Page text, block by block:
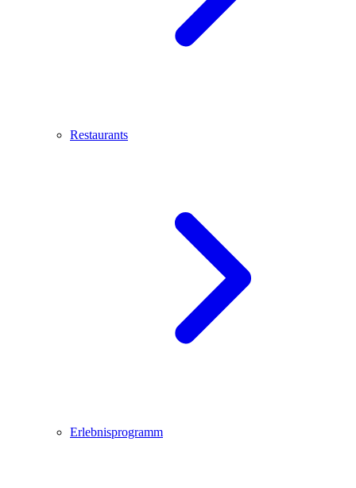
Restaurants
Erlebnisprogramm